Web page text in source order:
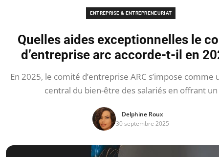
ENTREPRISE & ENTREPRENEURIAT
Quelles aides exceptionnelles le
d’entreprise arc accorde-t-il en
En 2025, le comité d’entreprise ARC s’impose comme
central du bien-être des salariés en offrant un
Delphine Roux
30 septembre 2025